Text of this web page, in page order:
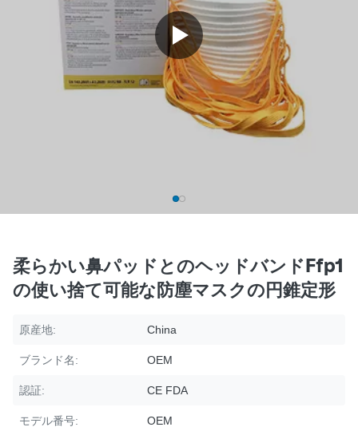
柔らかい鼻パッドとのヘッドバンドFfp1
の使い捨て可能な防塵マスクの円錐定形
原産地: China
ブランド名: OEM
認証: CE FDA
モデル番号: OEM